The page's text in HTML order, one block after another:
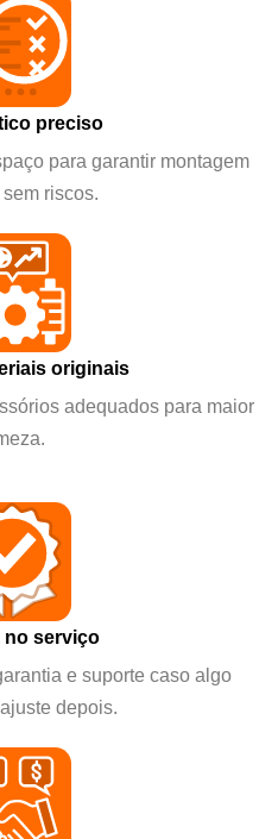
preciso
para garantir montagem
riscos.
originais
adequados para maior
no serviço
e suporte caso algo
depois.